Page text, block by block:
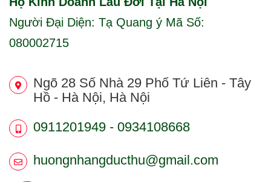
Người Đại Diện: Tạ Quang ý Mã Số:
080002715
Ngõ 28 Số Nhà 29 Phố Tứ Liên - Tây
Hồ - Hà Nội, Hà Nội
0911201949 - 0934108668
huongnhangducthu@gmail.com